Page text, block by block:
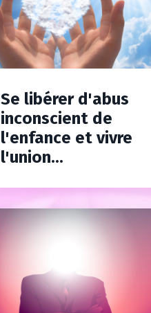
Se libérer d'abus
inconscient de
l'enfance et vivre
l'union...